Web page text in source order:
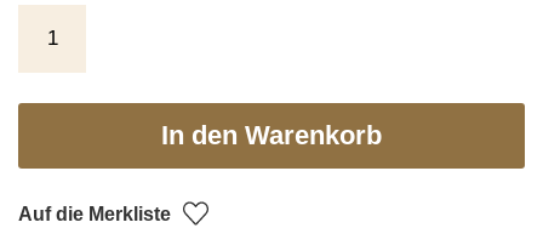
In den Warenkorb
Auf die Merkliste